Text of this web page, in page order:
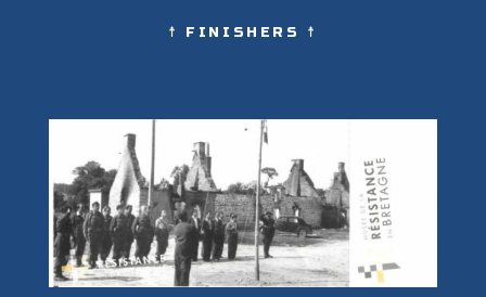
☨ FINISHERS ☨